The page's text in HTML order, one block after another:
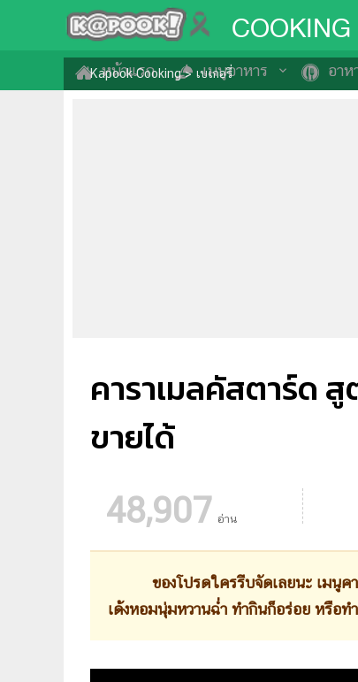
COOKING
หน้าแรก เมนูอาหาร อาห
Kapook Cooking> เบเกอรี่
คาราเมลคัสตาร์ด
ขายได้
48,907 อ่าน
ของโปรดใครรีบจัดเลยนะ เมนูคา
เด้งหอมนุ่มหวานฉ่ำ ทำกินก็อร่อย หรือท